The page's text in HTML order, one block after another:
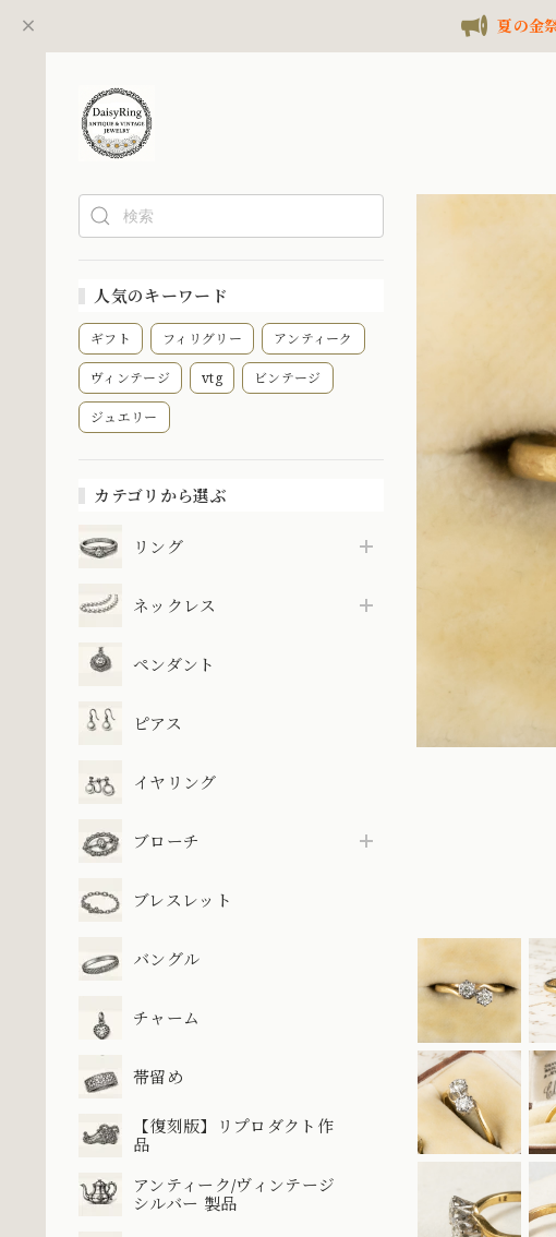
夏の金
人気のキーワード
ギフト フィリグリー アンティーク
ヴィンテージ vtg ビンテージ
ジュエリー
カテゴリから選ぶ
リング
ネックレス
ペンダント
ピアス
イヤリング
ブローチ
ブレスレット
バングル
チャーム
帯留め
【復刻版】リプロダクト作
品
アンティーク/ヴィンテージ
シルバー 製品